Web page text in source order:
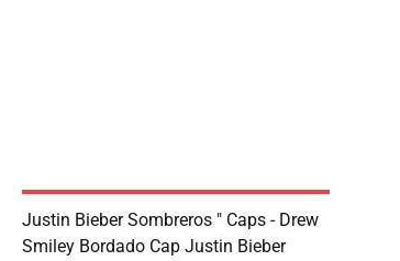
Justin Bieber Sombreros " Caps - Drew
Smiley Bordado Cap Justin Bieber